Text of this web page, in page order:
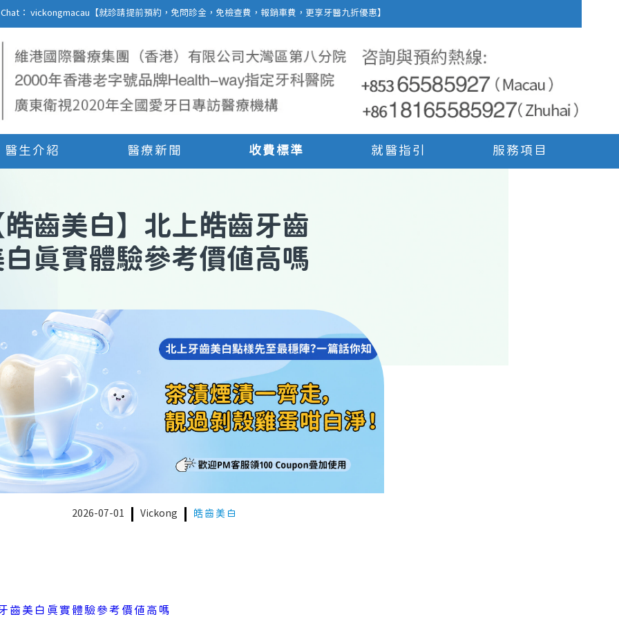
： vickongmacau【就診請提前預約，免問診金，免檢查費，報銷車費，更享牙醫九折優惠】
醫生介紹 醫療新聞 收費標準 就醫指引 服務項目
皓齒美白】 北上皓齒牙齒
真實體驗參考價值高嗎
2026-07-01 Vickong 皓齒美白
齒美白真實體驗參考價值高嗎